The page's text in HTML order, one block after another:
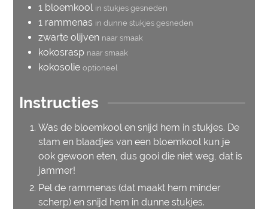
1 bloemkool in stukjes gesneden
1 rammenas in dunne stukjes gesneden
zwarte olijven naar smaak
kokosrasp naar smaak
kokosolie optioneel
Instructies
Was de bloemkool en snijd hem in stukjes. De
stam en blaadjes van een bloemkool kun je
ook gewoon eten, dus gooi die niet weg, dat is
jammer!
Pel de rammenas (dat maakt hem minder
scherp) en snijd hem in dunne stukjes.